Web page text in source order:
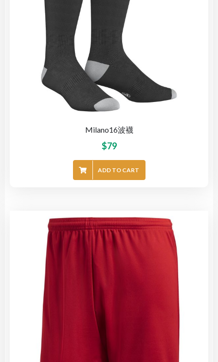
Milano16波襪
$79
ADD TO CART